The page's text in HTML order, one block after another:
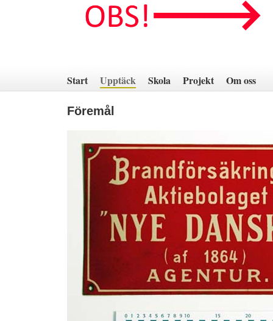
innehåll
Start Upptäck Skola Projekt Om oss
Föremål